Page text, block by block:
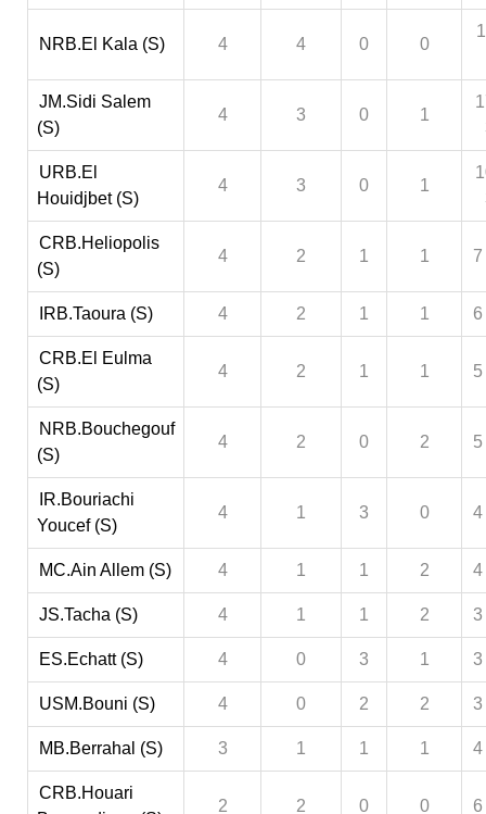
NRB.El Kala (S) 4 4 0 0
JM.Sidi Salem
(S)
4 3 0 1
URB.El
Houidjbet (S)
4 3 0 1
CRB.Heliopolis
(S)
4 2 1 1 7
IRB.Taoura (S) 4 2 1 1 6
CRB.El Eulma
(S)
4 2 1 1 5
NRB.Bouchegouf
(S)
4 2 0 2 5
IR.Bouriachi
Youcef (S)
4 1 3 0 4
MC.Ain Allem (S) 4 1 1 2 4
JS.Tacha (S) 4 1 1 2 3
ES.Echatt (S) 4 0 3 1 3
USM.Bouni (S) 4 0 2 2 3
MB.Berrahal (S) 3 1 1 1 4
CRB.Houari
2 2 0 0 6